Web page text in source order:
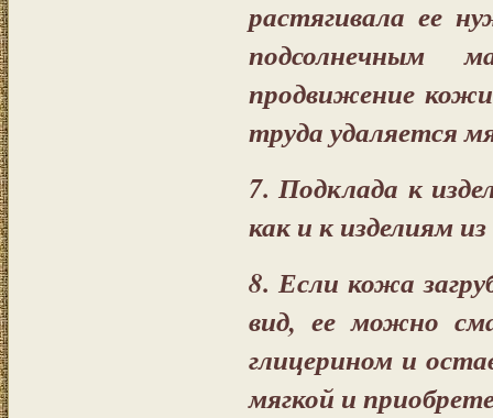
растягивала ее
подсолнечным
продвижение
труда удаляется
7. Подклада к
как и к изделиям
8. Если кожа
вид, ее можно
глицерином и
мягкой и